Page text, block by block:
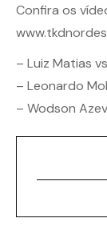
Confira os
– Luiz Matias
– Leonardo
– Wodson